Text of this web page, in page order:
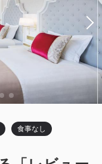
税・サービス料込
員価格
税・サービス料込
22,800
料）
日付を選択
食事なし